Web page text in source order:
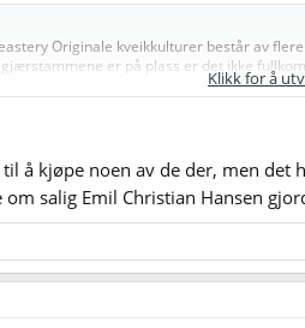
Originale kveikkulturer består av
er på plass er det ikke
og aroma, og den originale
Klikk for å
å kjøpe noen av de der, men
salig Emil Christian Hansen